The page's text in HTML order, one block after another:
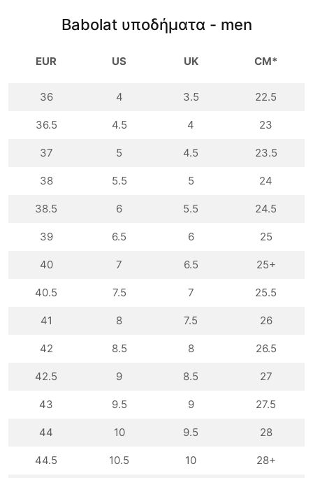
Babolat υποδήματα - men
EUR US UK CM*
36 4 3.5 22.5
36.5 4.5 4 23
37 5 4.5 23.5
38 5.5 5 24
38.5 6 5.5 24.5
39 6.5 6 25
40 7 6.5 25+
40.5 7.5 7 25.5
41 8 7.5 26
42 8.5 8 26.5
42.5 9 8.5 27
43 9.5 9 27.5
44 10 9.5 28
44.5 10.5 10 28+